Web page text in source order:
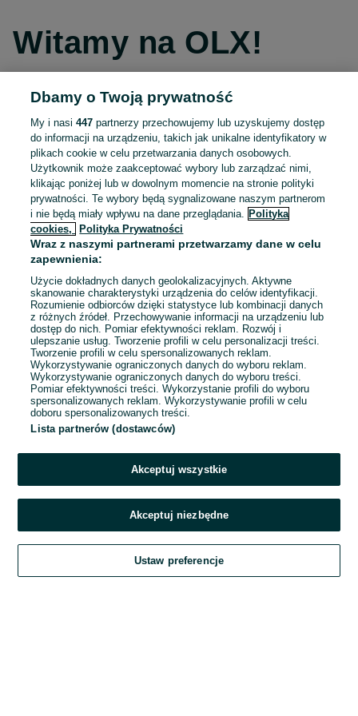
Witamy na OLX!
Kontynuuj przez Facebooka
Kontynuuj przez konto Apple
Kontynuuj przez konto Google
LUB
E-mail
Hasło
Zaloguj się
Kontynuując za pośrednictwem jednego z dostawców wskazanych powyżej,
OLX.pl w jego aktualnym brzmieniu.
Dbamy o Twoją prywatność
My i nasi447 partnerzy przechowujemy lub uzyskujemy dostęp
do informacji na urządzeniu, takich jak unikalne identyfikatory w
plikach cookie w celu przetwarzania danych osobowych.
Użytkownik może zaakceptować wybory lub zarządzać nimi,
klikając poniżej lub w dowolnym momencie na stronie polityki
prywatności. Te wybory będą sygnalizowane naszym partnerom
i nie będą miały wpływu na dane przeglądania.
Polityka
cookies,
Polityka Prywatności
Wraz z naszymi partnerami przetwarzamy dane w celu
zapewnienia:
Użycie dokładnych danych geolokalizacyjnych. Aktywne
skanowanie charakterystyki urządzenia do celów identyfikacji.
Rozumienie odbiorców dzięki statystyce lub kombinacji danych
z różnych źródeł. Przechowywanie informacji na urządzeniu lub
dostęp do nich. Pomiar efektywności reklam. Rozwój i
ulepszanie usług. Tworzenie profili w celu personalizacji treści.
Tworzenie profili w celu spersonalizowanych reklam.
Wykorzystywanie ograniczonych danych do wyboru reklam.
Wykorzystywanie ograniczonych danych do wyboru treści.
Pomiar efektywności treści. Wykorzystanie profili do wyboru
spersonalizowanych reklam. Wykorzystywanie profili w celu
doboru spersonalizowanych treści.
Lista partnerów (dostawców)
Akceptuj wszystkie
Akceptuj niezbędne
Ustaw preferencje